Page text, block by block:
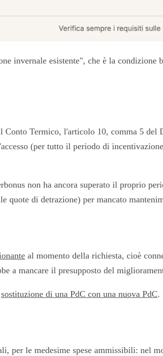
invernale esistente", che è la condizione
Termico, l'articolo 10, comma 5 del
(per tutto il periodo di
non ha ancora superato il proprio
quote di detrazione) per mancato
al momento della richiesta, cioè
a mancare il presupposto del
sostituzione di una PdC con una nuova PdC.
le medesime spese ammissibili: nel